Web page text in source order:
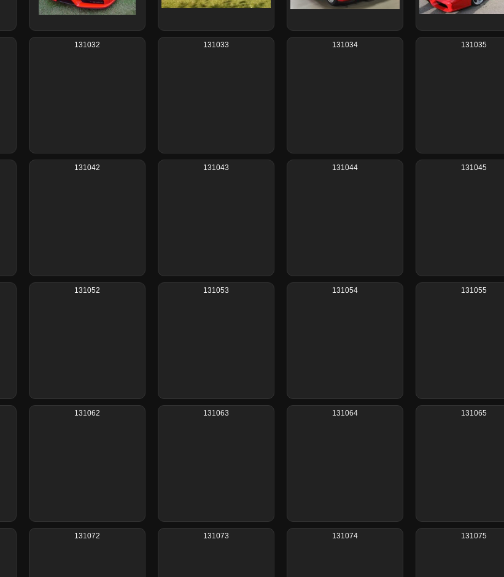
131032 131033 131034 131035
131042 131043 131044 131045
131052 131053 131054 131055
131062 131063 131064 131065
131072 131073 131074 131075